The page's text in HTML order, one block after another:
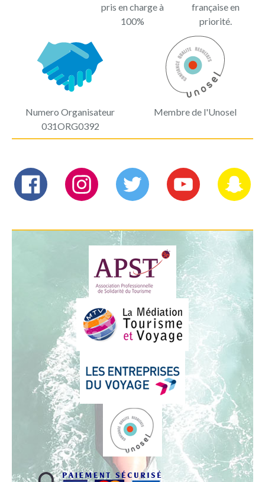
pris en charge à
100%
française en
priorité.
Numero Organisateur
031ORG0392
Membre de l'Unosel